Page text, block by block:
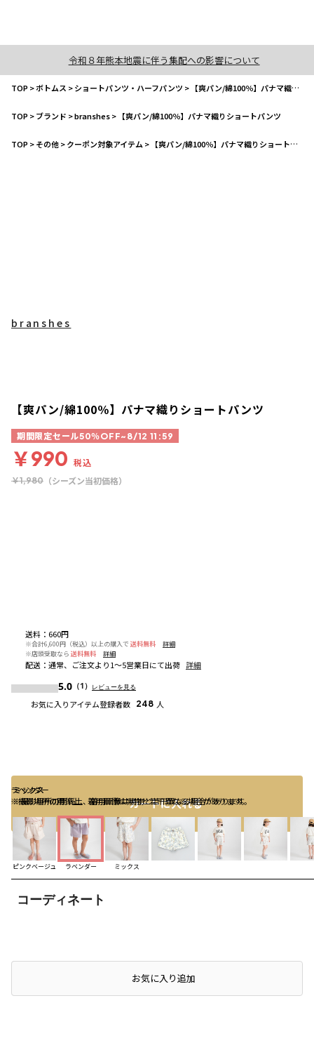
令和８年熊本地震に伴う集配への影響について
TOP>ボトムス >ショートパンツ・ハーフパンツ > 【爽パン/綿100％】パナマ織りショートパンツ
TOP>ブランド >branshes> 【爽パン/綿100％】パナマ織りショートパンツ
TOP>その他>クーポン対象アイテム > 【爽パン/綿100％】パナマ織りショートパンツ
ラベンダー
※撮影場所の関係上、着用画像は実物と若干異なる場合があります。
ミックス
※撮影場所の関係上、着用画像は実物と若干異なる場合があります。
ミックス
ピンクベージュ ラベンダー ミックス
コーディネート
送料 ： 660円
※合計6,600円（税込）以上の購入で 送料無料
詳細
※店頭受取なら 送料無料 詳細
配送 ： 通常、ご注文より1～5営業日にて出荷 詳細
5.0 （1） レビューを見る
お気に入りアイテム登録者数 248 人
branshes
【爽パン/綿100％】パナマ織りショートパンツ
期間限定セール50％OFF~8/12 11:59
￥990 税込
￥1,980 （シーズン当初価格）
カートに入れる
店頭在庫を確認するお気に入り追加